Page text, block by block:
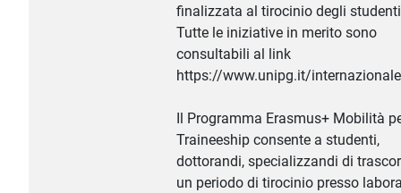
finalizzata al tirocinio degli
Tutte le iniziative in merito sono
consultabili al link
https://www.unipg.it/internazionale
Il Programma Erasmus+ Mobilità
Traineeship consente a studenti,
dottorandi, specializzandi di
un periodo di tirocinio presso